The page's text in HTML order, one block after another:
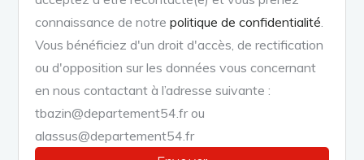
connaissance de notrepolitique de confidentialité
Vous bénéficiez d'un droit d'accès, de rectification
ou d'opposition sur les données vous concernant
en nous contactant à l’adresse suivante :
tbazin@departement54.fr ou
alassus@departement54.fr